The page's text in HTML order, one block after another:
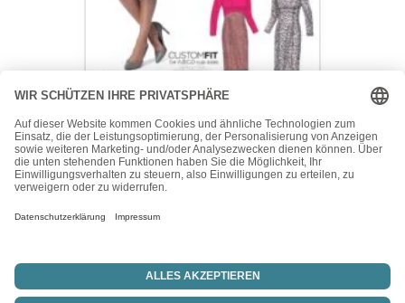
Vogue
Vogue Schnittmuster V9202 – Kleid – Teilungsnähte –
Glockenrock – Etuikleid
24,00€